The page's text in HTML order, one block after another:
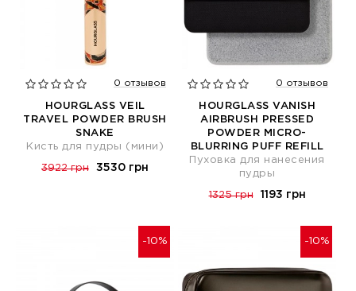
0 отзывов
HOURGLASS VEIL
TRAVEL POWDER BRUSH
SNAKE
Кисть для пудры (мини)
3922 грн 3530 грн
0 отзывов
HOURGLASS VANISH
AIRBRUSH PRESSED
POWDER MICRO-
BLURRING PUFF REFILL
Пуховка для нанесения
пудры
1325 грн 1193 грн
-10% -10%